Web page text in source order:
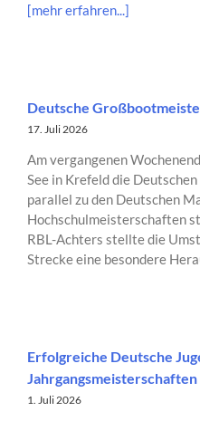
[mehr erfahren...]
Deutsche
17. Juli 2026
Am vergangenen
See in Krefeld die
parallel zu den Deutschen
Hochschulmeisterschaften
RBL-Achters stellte die
Strecke eine besondere
Erfolgreiche Deutsche
1. Juli 2026